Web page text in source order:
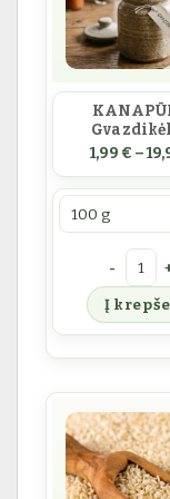
1,99 € –
Prekės svoris
Į